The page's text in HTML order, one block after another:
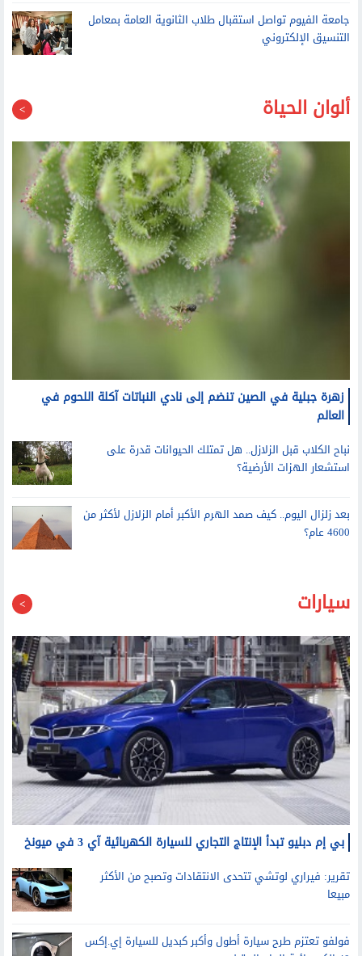
التنسيق الإلكتروني
ألوان الحياة
زهرة جبلية في الصين تنضم إلى نادي النباتات آكلة اللحوم في
العالم
استشعار الهزات الأرضية؟
4600 عام؟
سيارات
بي إم دبليو تبدأ الإنتاج التجاري للسيارة الكهربائية آي 3 في ميونخ
مبيعا
40 الكهربائية العام المقبل